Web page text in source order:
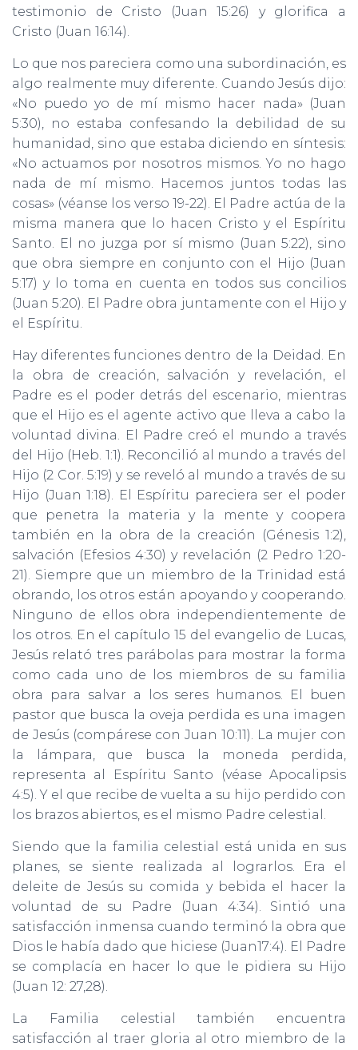
testimonio de Cristo (Juan 15:26) y glorifica a
Cristo (Juan 16:14).
Lo que nos pareciera como una subordinación, es
algo realmente muy diferente. Cuando Jesús dijo:
«No puedo yo de mí mismo hacer nada» (Juan
5:30), no estaba confesando la debilidad de su
humanidad, sino que estaba diciendo en síntesis:
«No actuamos por nosotros mismos. Yo no hago
nada de mí mismo. Hacemos juntos todas las
cosas» (véanse los verso 19-22). El Padre actúa de la
misma manera que lo hacen Cristo y el Espíritu
Santo. El no juzga por sí mismo (Juan 5:22), sino
que obra siempre en conjunto con el Hijo (Juan
5:17) y lo toma en cuenta en todos sus concilios
(Juan 5:20). El Padre obra juntamente con el Hijo y
el Espíritu.
Hay diferentes funciones dentro de la Deidad. En
la obra de creación, salvación y revelación, el
Padre es el poder detrás del escenario, mientras
que el Hijo es el agente activo que lleva a cabo la
voluntad divina. El Padre creó el mundo a través
del Hijo (Heb. 1:1). Reconcilió al mundo a través del
Hijo (2 Cor. 5:19) y se reveló al mundo a través de su
Hijo (Juan 1:18). El Espíritu pareciera ser el poder
que penetra la materia y la mente y coopera
también en la obra de la creación (Génesis 1:2),
salvación (Efesios 4:30) y revelación (2 Pedro 1:20-
21). Siempre que un miembro de la Trinidad está
obrando, los otros están apoyando y cooperando.
Ninguno de ellos obra independientemente de
los otros. En el capítulo 15 del evangelio de Lucas,
Jesús relató tres parábolas para mostrar la forma
como cada uno de los miembros de su familia
obra para salvar a los seres humanos. El buen
pastor que busca la oveja perdida es una imagen
de Jesús (compárese con Juan 10:11). La mujer con
la lámpara, que busca la moneda perdida,
representa al Espíritu Santo (véase Apocalipsis
4:5). Y el que recibe de vuelta a su hijo perdido con
los brazos abiertos, es el mismo Padre celestial.
Siendo que la familia celestial está unida en sus
planes, se siente realizada al lograrlos. Era el
deleite de Jesús su comida y bebida el hacer la
voluntad de su Padre (Juan 4:34). Sintió una
satisfacción inmensa cuando terminó la obra que
Dios le había dado que hiciese (Juan17:4). El Padre
se complacía en hacer lo que le pidiera su Hijo
(Juan 12: 27,28).
La Familia celestial también encuentra
satisfacción al traer gloria al otro miembro de la